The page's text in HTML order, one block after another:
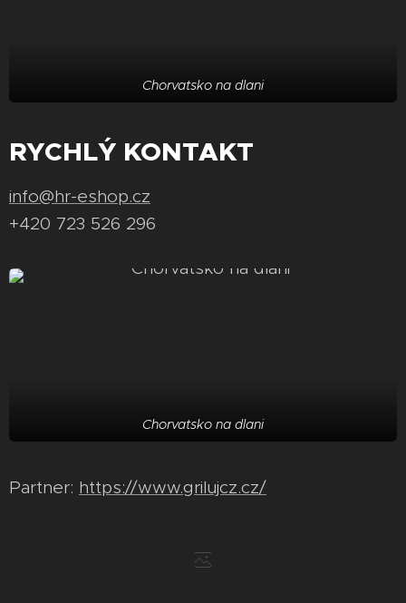
Chorvatsko na dlani
RYCHLÝ KONTAKT
info@hr-eshop.cz
+420 723 526 296
Chorvatsko na dlani
Partner: https://www.grilujcz.cz/